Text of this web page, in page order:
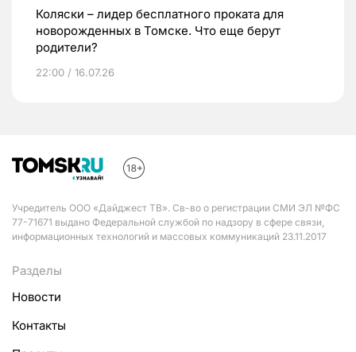
Коляски – лидер бесплатного проката для
новорожденных в Томске. Что еще берут
родители?
22:00 / 16.07.26
Учредитель ООО «Дайджест ТВ». Св-во о регистрации СМИ ЭЛ №ФС
77-71671 выдано Федеральной службой по надзору в сфере связи,
информационных технологий и массовых коммуникаций 23.11.2017
Разделы
Новости
Контакты